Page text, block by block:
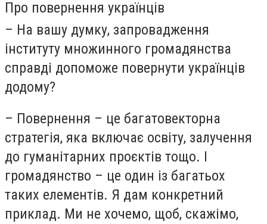
Про повернення українців
– На вашу думку, запровадження
інституту множинного громадянства
справді допоможе повернути українців
додому?
– Повернення – це багатовекторна
стратегія, яка включає освіту, залучення
до гуманітарних проєктів тощо. І
громадянство – це один із багатьох
таких елементів. Я дам конкретний
приклад. Ми не хочемо, щоб, скажімо,